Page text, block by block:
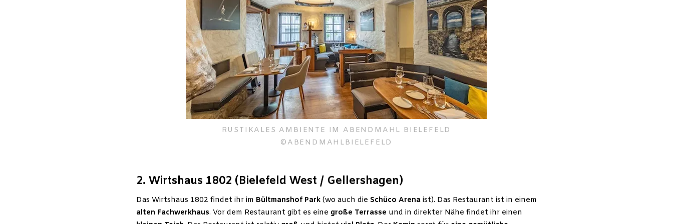
RUSTIKALES AMBIENTE IM ABENDMAHL BIELEFELD
© ABENDMAHLBIELEFELD
2. Wirtshaus 1802 (Bielefeld West / Gellershagen)
Das Wirtshaus 1802 findet ihr im Bültmanshof Park (wo auch die Schüco Arena ist). Das Restaurant ist in einem
alten Fachwerkhaus. Vor dem Restaurant gibt es eine große Terrasse und in direkter Nähe findet ihr einen